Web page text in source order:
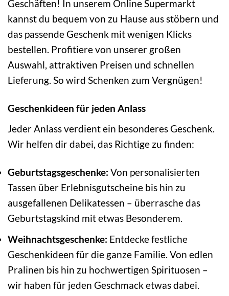
Geschäften! In unserem Online Supermarkt
kannst du bequem von zu Hause aus stöbern und
das passende Geschenk mit wenigen Klicks
bestellen. Profitiere von unserer großen
Auswahl, attraktiven Preisen und schnellen
Lieferung. So wird Schenken zum Vergnügen!
Geschenkideen für jeden Anlass
Jeder Anlass verdient ein besonderes Geschenk.
Wir helfen dir dabei, das Richtige zu finden:
Geburtstagsgeschenke: Von personalisierten
Tassen über Erlebnisgutscheine bis hin zu
ausgefallenen Delikatessen – überrasche das
Geburtstagskind mit etwas Besonderem.
Weihnachtsgeschenke: Entdecke festliche
Geschenkideen für die ganze Familie. Von edlen
Pralinen bis hin zu hochwertigen Spirituosen –
wir haben für jeden Geschmack etwas dabei.